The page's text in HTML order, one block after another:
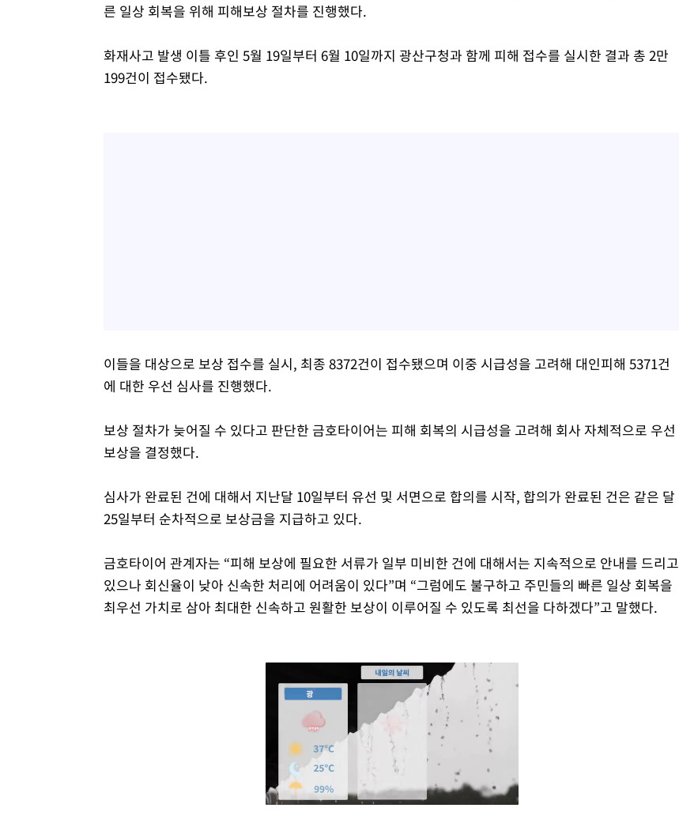
른 일상 회복을 위해 피해보상 절차를 진행했다.
화재사고 발생 이틀 후인 5월 19일부터 6월 10일까지 광산구청과 함께 피해 접수를 실시한 결과 총 2만
199건이 접수됐다.
이들을 대상으로 보상 접수를 실시, 최종 8372건이 접수됐으며 이중 시급성을 고려해 대인피해 5371건
에 대한 우선 심사를 진행했다.
보상 절차가 늦어질 수 있다고 판단한 금호타이어는 피해 회복의 시급성을 고려해 회사 자체적으로 우선
보상을 결정했다.
심사가 완료된 건에 대해서 지난달 10일부터 유선 및 서면으로 합의를 시작, 합의가 완료된 건은 같은 달
25일부터 순차적으로 보상금을 지급하고 있다.
금호타이어 관계자는 “피해 보상에 필요한 서류가 일부 미비한 건에 대해서는 지속적으로 안내를 드리고
있으나 회신율이 낮아 신속한 처리에 어려움이 있다”며 “그럼에도 불구하고 주민들의 빠른 일상 회복을
최우선 가치로 삼아 최대한 신속하고 원활한 보상이 이루어질 수 있도록 최선을 다하겠다”고 말했다.